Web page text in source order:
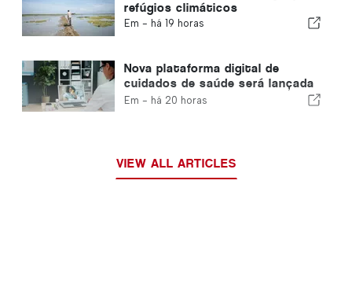
refúgios climáticos
Em - há 19 horas
Nova plataforma digital de
cuidados de saúde será lançada
em Portugal
Em - há 20 horas
VIEW ALL ARTICLES